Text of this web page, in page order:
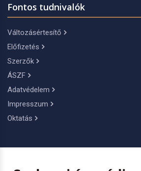
Fontos tudnivalók
Változásértesítő
Előfizetés
Szerzők
ÁSZF
Adatvédelem
Impresszum
Oktatás